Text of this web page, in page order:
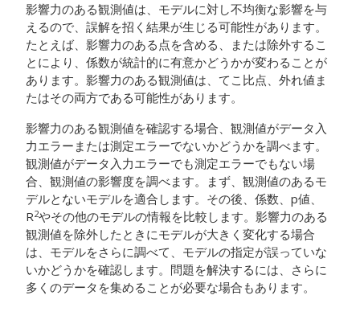
影響力のある観測値は、モデルに対し不均衡な影響を与
えるので、誤解を招く結果が生じる可能性があります。
たとえば、影響力のある点を含める、または除外するこ
とにより、係数が統計的に有意かどうかが変わることが
あります。影響力のある観測値は、てこ比点、外れ値ま
たはその両方である可能性があります。
影響力のある観測値を確認する場合、観測値がデータ入
力エラーまたは測定エラーでないかどうかを調べます。
観測値がデータ入力エラーでも測定エラーでもない場
合、観測値の影響度を調べます。まず、観測値のあるモ
デルとないモデルを適合します。その後、係数、p値、
R2やその他のモデルの情報を比較します。影響力のある
観測値を除外したときにモデルが大きく変化する場合
は、モデルをさらに調べて、モデルの指定が誤っていな
いかどうかを確認します。問題を解決するには、さらに
多くのデータを集めることが必要な場合もあります。